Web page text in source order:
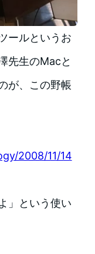
ールというお
先生のMacと
が、この野帳
2008/11/14
」という使い